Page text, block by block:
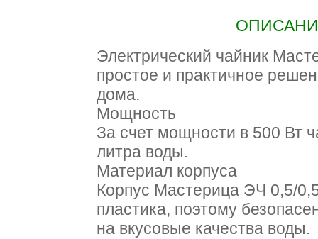
Электрический чайник
простое и практичное
дома.
Мощность
За счет мощности в 500 Вт
литра воды.
Материал корпуса
Корпус Мастерица ЭЧ 0,5/
пластика, поэтому
на вкусовые качества воды.